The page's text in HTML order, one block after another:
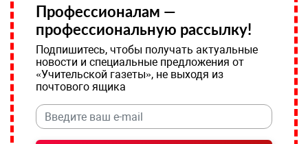
Профессионалам —
профессиональную рассылку!
Подпишитесь, чтобы получать актуальные
новости и специальные предложения от
«Учительской газеты», не выходя из
почтового ящика